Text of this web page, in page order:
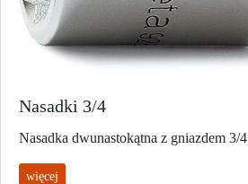
Nasadki 3/4
Nasadka dwunastokątna z gniazdem 3/4
więcej